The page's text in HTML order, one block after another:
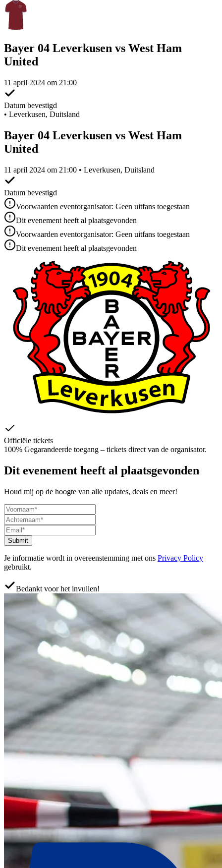
Bayer 04 Leverkusen vs West Ham
United
11 april 2024 om 21:00
Datum bevestigd
• Leverkusen, Duitsland
Bayer 04 Leverkusen vs West Ham
United
11 april 2024 om 21:00 • Leverkusen, Duitsland
Datum bevestigd
Voorwaarden eventorganisator: Geen uitfans toegestaan
Dit evenement heeft al plaatsgevonden
Voorwaarden eventorganisator: Geen uitfans toegestaan
Dit evenement heeft al plaatsgevonden
Officiële tickets
100% Gegarandeerde toegang – tickets direct van de organisator.
Dit evenement heeft al plaatsgevonden
Houd mij op de hoogte van alle updates, deals en meer!
Submit
Je informatie wordt in overeenstemming met ons Privacy Policy
gebruikt.
Bedankt voor het invullen!